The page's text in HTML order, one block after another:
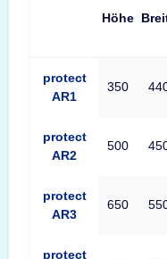
Höhe
protect
AR1
350
protect
AR2
500
protect
AR3
650
protect